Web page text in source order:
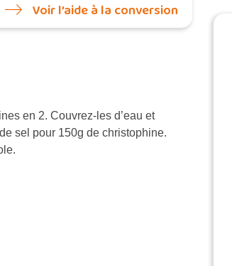
Voir l’aide à la conversion
en 2. Couvrez-les d’eau et
sel pour 150g de christophine.